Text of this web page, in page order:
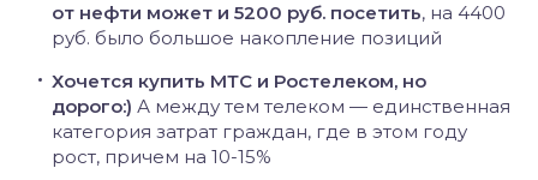
от нефти может и 5200 руб. посетить, на 4400
руб. было большое накопление позиций
Хочется купить МТС и Ростелеком, но
дорого:) А между тем телеком — единственная
категория затрат граждан, где в этом году
рост, причем на 10-15%